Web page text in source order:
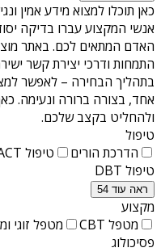
כאן תוכלו למצוא מידע אמין
אנשי המקצוע עברו בדיקה
האדם המתאים לכם. באתר
התמחות ודרכי יצירת קשר
בתהליך הבחירה – לאפשר
אחד, בצורה ברורה ונעימה.
ולהחליט בקצב שלכם.
טיפול
הדרכת הורים
טיפול ACT
טיפול DBT
ראה עוד 54
מקצוע
מטפל CBT
מטפל זוגי
פסיכולוג